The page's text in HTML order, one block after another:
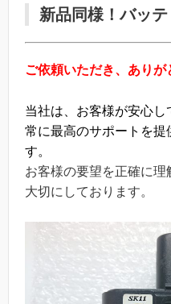
新品同様！バッテ
ご依頼いただき、ありが
当社は、お客様が安心し
常に最高のサポートを提
す。
お客様の要望を正確に
大切にしております。